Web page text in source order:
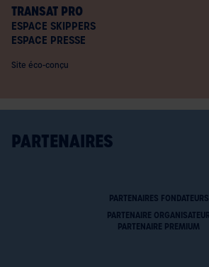
TRANSAT PRO
ESPACE SKIPPERS
ESPACE PRESSE
Site éco-conçu
PARTENAIRES
PARTENAIRES FONDATEURS
PARTENAIRE ORGANISATEUR
PARTENAIRE PREMIUM